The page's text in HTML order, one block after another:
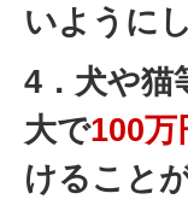
いように
4．犬や猫
大で100万
けること